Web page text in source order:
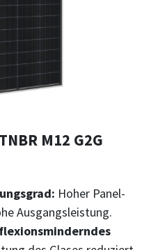
M12 G2G
Hoher Panel-
Ausgangsleistung.